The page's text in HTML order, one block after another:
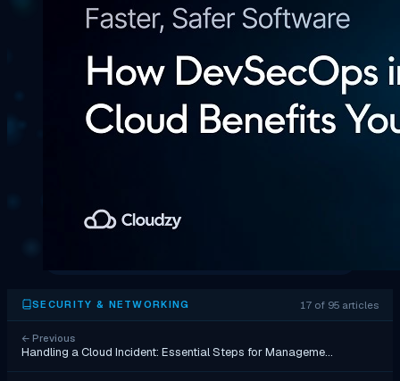
SECURITY & NETWORKING 17 of 95 articles
← Previous
Handling a Cloud Incident: Essential Steps for Manageme…